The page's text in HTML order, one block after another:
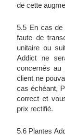
de cette
5.5 En cas de
faute de
unitaire ou
Addict ne
concernés au
client ne
cas échéant,
correct et
prix rectifié.
5.6 Plantes